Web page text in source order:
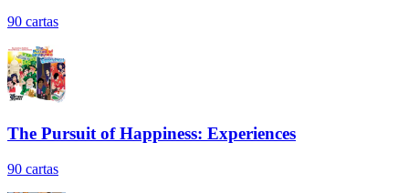
90 cartas
The Pursuit of Happiness: Experiences
90 cartas